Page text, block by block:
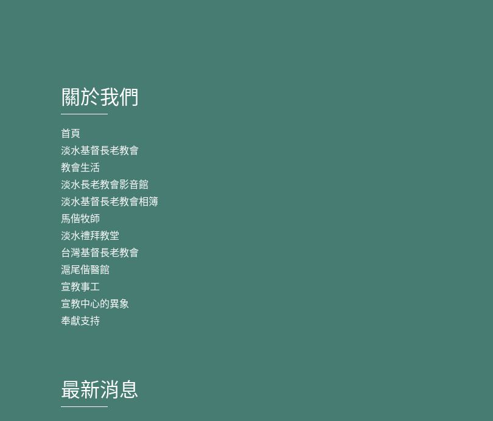
關於我們
首頁
淡水基督長老教會
教會生活
淡水長老教會影音館
淡水基督長老教會相簿
馬偕牧師
淡水禮拜教堂
台灣基督長老教會
滬尾偕醫館
宣教事工
宣教中心的異象
奉獻支持
最新消息